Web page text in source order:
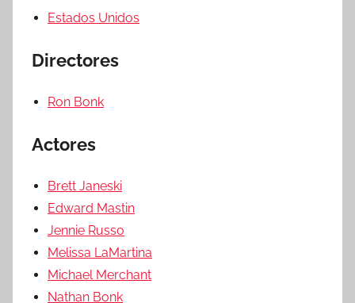
Estados Unidos
Directores
Ron Bonk
Actores
Brett Janeski
Edward Mastin
Jennie Russo
Melissa LaMartina
Michael Merchant
Nathan Bonk